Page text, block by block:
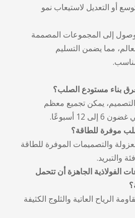
أو التعديل لاستيعاب نمو
إلى المجموعات المصممة
مما يضمن التسليم
بناء مستودع الصلب؟
يمكن تجميع معظم
12 أسبوعًا.
موفرة للطاقة؟
والتصميمات الموفرة للطاقة
والتبريد.
الجاهزة أن تتحمل
الرياح العاتية والثلوج الكثيفة